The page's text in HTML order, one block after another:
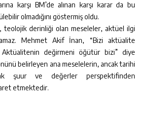
karşı BM’de alınan karşı karar da bu
olmadığını göstermiş oldu.
teolojik derinliği olan meseleler, aktüel ilgi
Mehmet Akif İnan, “Bizi aktüalite
Aktüalitenin değirmeni öğütür bizi” diye
belirleyen ana meselelerin, ancak tarihi
şuur ve değerler perspektifinden
etmektedir.